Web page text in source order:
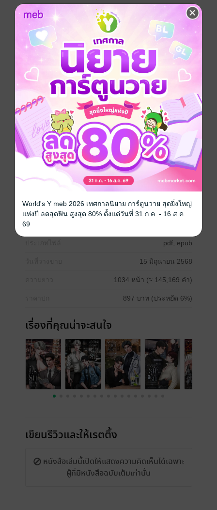
เมื่อซื้อชุดนี้คุณจะได้รับ
หนังสือเซตนี้มีทั้งหมด 3 เล่ม คือ
หัวใจของไฟท์
รักร้ายของซาร์คัส
คิมเป็นของพาย
โรมานซ์ 18+ มาเฟีย
วิศวะ
pdf, epub
15 มิถุนายน 2568
1034 หน้า (≈ 145,169 คำ)
897 บาท (ประหยัด 6%)
เรื่องที่คุณน่าจะสนใจ
เขียนรีวิวและให้เรตติ้ง
หนังสือเล่มนี้เปิดให้แสดงความคิดเห็นได้เฉพาะ
ผู้ที่มีหนังสือฉบับเต็มเท่านั้น
World's Y meb 2026 เทศกาลนิยาย การ์ตูนวาย สุดยิ่งใหญ่
แห่งปี ลดสุดฟิน สูงสุด 80% ตั้งแต่วันที่ 31 ก.ค. - 16 ส.ค.
69